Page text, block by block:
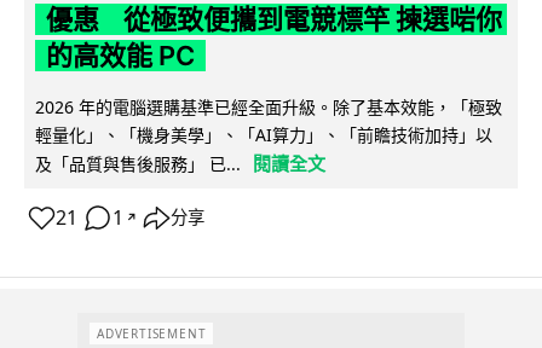
優惠 從極致便攜到電競標竿 揀選啱你
的高效能 PC
2026 年的電腦選購基準已經全面升級。除了基本效能，「極致
輕量化」、「機身美學」、「AI算力」、「前瞻技術加持」以
及「品質與售後服務」 已...
閱讀全文
21 1 ↗ 分享
ADVERTISEMENT